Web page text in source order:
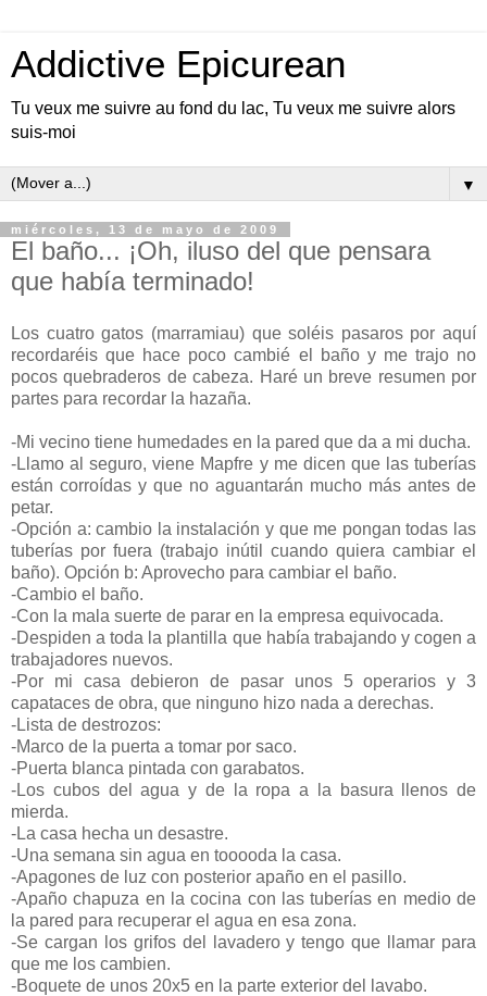
Addictive Epicurean
Tu veux me suivre au fond du lac, Tu veux me suivre alors
suis-moi
▼
miércoles, 13 de mayo de 2009
El baño... ¡Oh, iluso del que pensara
que había terminado!
Los cuatro gatos (marramiau) que soléis pasaros por aquí
recordaréis que hace poco cambié el baño y me trajo no
pocos quebraderos de cabeza. Haré un breve resumen por
partes para recordar la hazaña.
-Mi vecino tiene humedades en la pared que da a mi ducha.
-Llamo al seguro, viene Mapfre y me dicen que las tuberías
están corroídas y que no aguantarán mucho más antes de
petar.
-Opción a: cambio la instalación y que me pongan todas las
tuberías por fuera (trabajo inútil cuando quiera cambiar el
baño). Opción b: Aprovecho para cambiar el baño.
-Cambio el baño.
-Con la mala suerte de parar en la empresa equivocada.
-Despiden a toda la plantilla que había trabajando y cogen a
trabajadores nuevos.
-Por mi casa debieron de pasar unos 5 operarios y 3
capataces de obra, que ninguno hizo nada a derechas.
-Lista de destrozos:
-Marco de la puerta a tomar por saco.
-Puerta blanca pintada con garabatos.
-Los cubos del agua y de la ropa a la basura llenos de
mierda.
-La casa hecha un desastre.
-Una semana sin agua en tooooda la casa.
-Apagones de luz con posterior apaño en el pasillo.
-Apaño chapuza en la cocina con las tuberías en medio de
la pared para recuperar el agua en esa zona.
-Se cargan los grifos del lavadero y tengo que llamar para
que me los cambien.
-Boquete de unos 20x5 en la parte exterior del lavabo.